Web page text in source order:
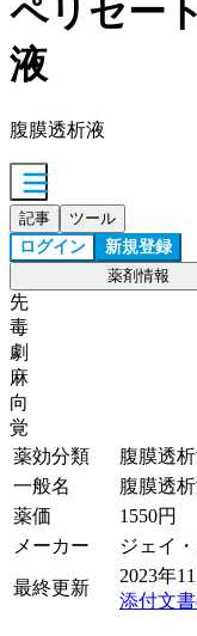
ペリセー
液
腹膜透析液
記事 ツール
ログイン 新規登録
薬剤情報
先
毒
劇
麻
向
覚
薬効分類
腹膜透
一般名
腹膜透
薬価
1550円
メーカー
ジェイ
最終更新
2023年
添付文